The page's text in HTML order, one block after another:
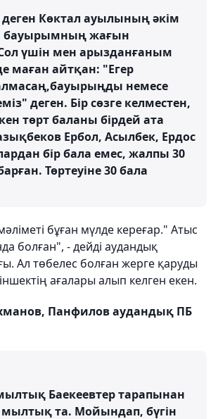
Көктал ауылының әкім
бауырымның жағын
үшін мен арызданғаным
маған айтқан: "Егер
немесе
деген. Бір сөзге келместен,
төрт баланы бірдей ата
Ербол, Асылбек, Ердос
бір бала емес, жалпы 30
Төртеуіне 30 бала
бұған мүлде кереғар." Атыс
болған", - дейді аудандық
Ал төбелес болған жерге қаруды
ағалары алып келген екен.
Панфилов аудандық ПБ
Баекеевтер тарапынан
та. Мойындап, бүгін